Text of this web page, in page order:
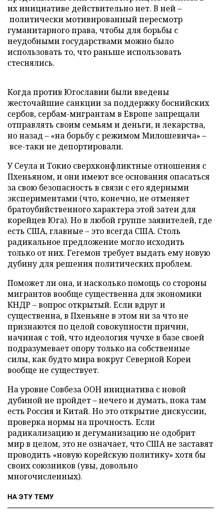
их инициативе действительно нет. В ней –
политически мотивированный пересмотр
гуманитарного права, чтобы для борьбы с
неудобными государствами можно было
использовать то, что раньше использовать
стеснялись.
Когда против Югославии были введены
жесточайшие санкции за поддержку боснийских
сербов, сербам-мигрантам в Европе запрещали
отправлять своим семьям и деньги, и лекарства,
но назад – «на борьбу с режимом Милошевича» –
все-таки не депортировали.
У Сеула и Токио сверхконфликтные отношения с
Пхеньяном, и они имеют все основания опасаться
за свою безопасность в связи с его ядерными
экспериментами (что, конечно, не отменяет
братоубийственного характера этой затеи для
корейцев Юга). Но в любой группе заявителей, где
есть США, главные – это всегда США. Столь
радикальное предложение могло исходить
только от них. Гегемон требует выдать ему новую
дубину для решения политических проблем.
Поможет ли она, и насколько помощь со стороны
мигрантов вообще существенна для экономики
КНДР – вопрос открытый. Если вдруг и
существенна, в Пхеньяне в этом ни за что не
признаются по целой совокупности причин,
начиная с той, что идеология чучхе в базе своей
подразумевает опору только на собственные
силы, как будто мира вокруг Северной Кореи
вообще не существует.
На уровне Совбеза ООН инициатива с новой
дубиной не пройдет – нечего и думать, пока там
есть Россия и Китай. Но это открытие дискуссии,
проверка нормы на прочность. Если
радикализацию и дегуманизацию не одобрит
мир в целом, это не означает, что США не заставят
проводить «новую корейскую политику» хотя бы
своих союзников (увы, довольно
многочисленных).
НА ЭТУ ТЕМУ